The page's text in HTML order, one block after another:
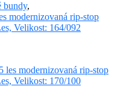
bundy,
modernizovaná rip-stop
Velikost: 164/092